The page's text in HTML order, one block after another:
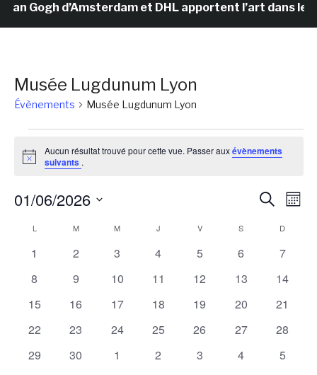
Gogh d’Amsterdam et DHL apportent l’art dans
Musée Lugdunum Lyon
Évènements Musée Lugdunum Lyon
Notice
Aucun résultat trouvé pour cette vue. Passer auxévènements
suivants .
de
Mois
01/06/2026
date.
Calendrier
de
Évènements
LLUNDI MMARDI M MERCREDI
J VVENDREDIS D
0
1
0
2
0
3
0
4
0
5
0
6
0
7
0
8
0
9
0
10
0
11
0
12
0
13
0
14
0
15
0
16
0
17
0
18
0
19
0
20
0
21
0
22
0
23
0
24
0
25
0
26
0
27
0
28
0
29
0
30
0
1
0
2
0
3
0
4
0
5